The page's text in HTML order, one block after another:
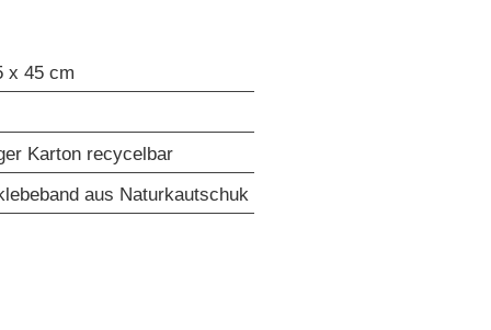
x 45 cm
Karton recycelbar
aus Naturkautschuk